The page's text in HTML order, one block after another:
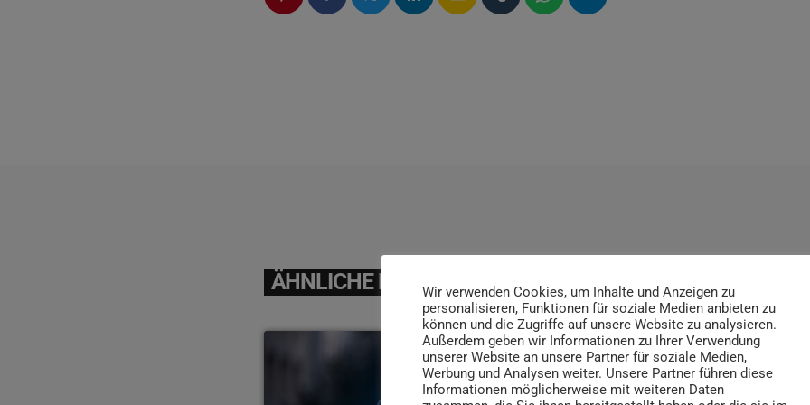
ÄHNLICHE BEITRÄGE
insert_link
Wir verwenden Cookies, um Inhalte und Anzeigen zu
personalisieren, Funktionen für soziale Medien anbieten zu
können und die Zugriffe auf unsere Website zu analysieren.
Außerdem geben wir Informationen zu Ihrer Verwendung
unserer Website an unsere Partner für soziale Medien,
Werbung und Analysen weiter. Unsere Partner führen diese
Informationen möglicherweise mit weiteren Daten